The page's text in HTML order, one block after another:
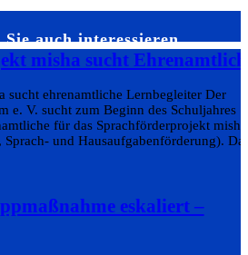
Sie auch interessieren…
misha sucht
sucht ehrenamtliche Lernbegleiter Der
e. V. sucht zum Beginn des Schuljahres
für das Sprachförderprojekt misha
und Hausaufgabenförderung).
eskaliert –